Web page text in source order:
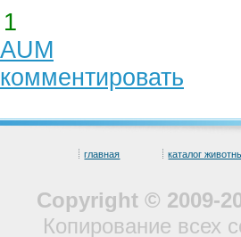
1
AUM
комментировать
главная каталог
Copyright © 2009-
Копирование всех